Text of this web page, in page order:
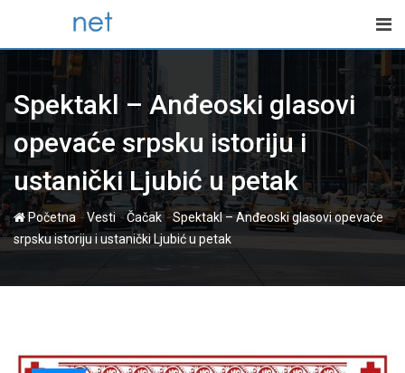
content
Spektakl – Anđeoski glasovi
opevaće srpsku istoriju i
ustanički Ljubić u petak
Početna-Vesti-Čačak -Spektakl – Anđeoski glasovi opevaće
srpsku istoriju i ustanički Ljubić u petak